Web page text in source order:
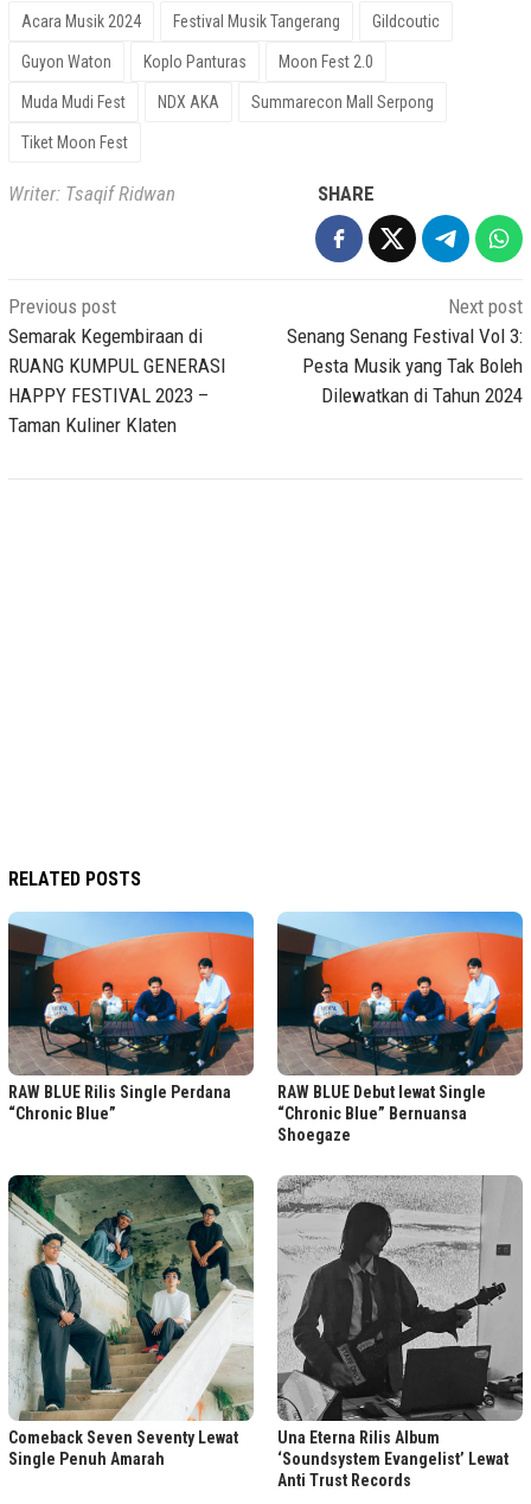
Acara Musik 2024 Festival Musik Tangerang Gildcoutic
Guyon Waton Koplo Panturas Moon Fest 2.0
Muda Mudi Fest NDX AKA Summarecon Mall Serpong
Tiket Moon Fest
Writer: Tsaqif Ridwan SHARE
Post
navigation
Previous post
Semarak Kegembiraan di
RUANG KUMPUL GENERASI
HAPPY FESTIVAL 2023 –
Taman Kuliner Klaten
Next post
Senang Senang Festival Vol 3:
Pesta Musik yang Tak Boleh
Dilewatkan di Tahun 2024
RELATED POSTS
RAW BLUE Rilis Single Perdana
“Chronic Blue”
RAW BLUE Debut lewat Single
“Chronic Blue” Bernuansa
Shoegaze
Comeback Seven Seventy Lewat
Single Penuh Amarah
Una Eterna Rilis Album
‘Soundsystem Evangelist’ Lewat
Anti Trust Records